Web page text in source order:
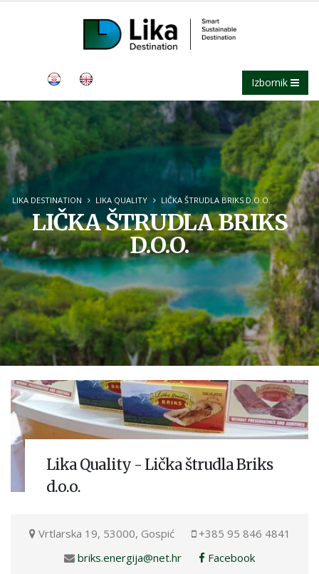
Izbornik
LIKA DESTINATION LIKA QUALITY LIČKA ŠTRUDLA BRIKS D.O.O.
LIČKA ŠTRUDLA BRIKS
D.O.O.
Lika Quality - Lička štrudla Briks
d.o.o.
Vrtlarska 19, 53000, Gospić
+385 95 846 4841
briks.energija@net.hr
Facebook